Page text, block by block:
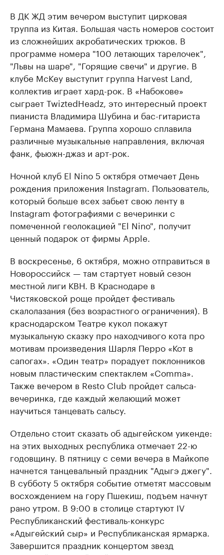
В ДК ЖД этим вечером выступит цирковая
труппа из Китая. Большая часть номеров состоит
из сложнейших акробатических трюков. В
программе номера "100 летающих тарелочек",
"Львы на шаре", "Горящие свечи" и другие. В
клубе McKey выступит группа Harvest Land,
коллектив играет хард-рок. В «Набокове»
сыграет TwiztedHeadz, это интересный проект
пианиста Владимира Шубина и бас-гитариста
Германа Мамаева. Группа хорошо сплавила
различные музыкальные направления, включая
фанк, фьюжн-джаз и арт-рок.
Ночной клуб El Nino 5 октября отмечает День
рождения приложения Instagram. Пользователь,
который больше всех забьет свою ленту в
Instagram фотографиями с вечеринки с
помеченной геолокацией "El Nino", получит
ценный подарок от фирмы Apple.
В воскресенье, 6 октября, можно отправиться в
Новороссийск — там стартует новый сезон
местной лиги КВН. В Краснодаре в
Чистяковской роще пройдет фестиваль
скалолазания (без возрастного ограничения). В
краснодарском Театре кукол покажут
музыкальную сказку про находчивого кота про
мотивам произведения Шарля Перро «Кот в
сапогах». «Один театр» порадует поклонников
новым пластическим спектаклем «Comma».
Также вечером в Resto Club пройдет сальса-
вечеринка, где каждый желающий может
научиться танцевать сальсу.
Отдельно стоит сказать об адыгейском уикенде:
на этих выходных республика отмечает 22-ю
годовщину. В пятницу с семи вечера в Майкопе
начнется танцевальный праздник "Адыгэ джегу".
В субботу 5 октября событие отметят массовым
восхождением на гору Пшекиш, подъем начнут
рано утром. В 9:00 в столице стартуют IV
Республиканский фестиваль-конкурс
«Адыгейский сыр» и Республиканская ярмарка.
Завершится праздник концертом звезд